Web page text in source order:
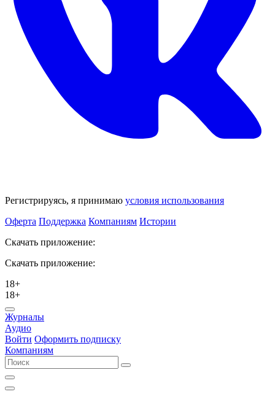
Регистрируясь, я принимаю условия использования
Оферта Поддержка Компаниям Истории
Скачать приложение:
Скачать приложение:
18+
18+
Журналы
Аудио
Войти Оформить подписку
Компаниям